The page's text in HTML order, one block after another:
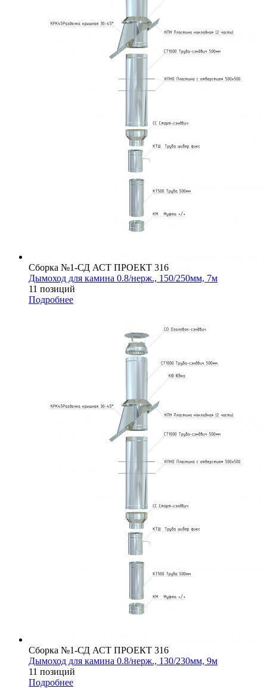
Сборка №1-СД АСТ ПРОЕКТ 316
Дымоход для камина 0.8/нерж., 150/250мм, 7м
11 позиций
Подробнее
Сборка №1-СД АСТ ПРОЕКТ 316
Дымоход для камина 0.8/нерж., 130/230мм, 9м
11 позиций
Подробнее